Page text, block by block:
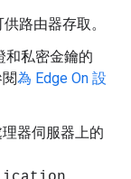
路由器存取。
和私密金鑰的
為 Edge On 設
器伺服器上的